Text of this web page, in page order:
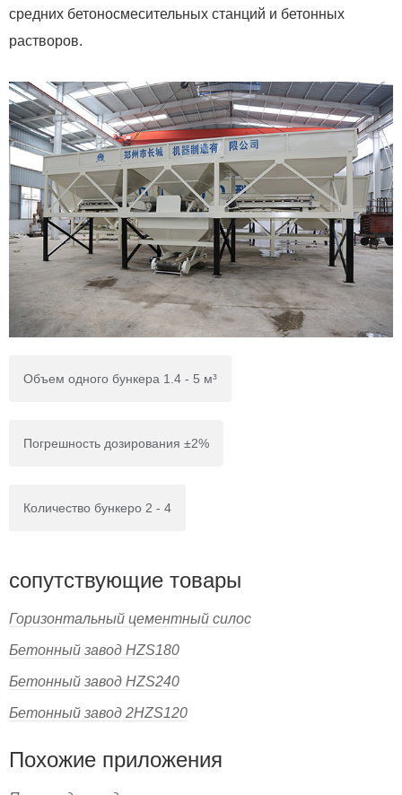
средних бетоносмесительных станций и бетонных
растворов.
Объем одного бункера 1.4 - 5 м³
Погрешность дозирования ±2%
Количество бункеро 2 - 4
сопутствующие товары
Горизонтальный цементный силос
Бетонный завод HZS180
Бетонный завод HZS240
Бетонный завод 2HZS120
Похожие приложения